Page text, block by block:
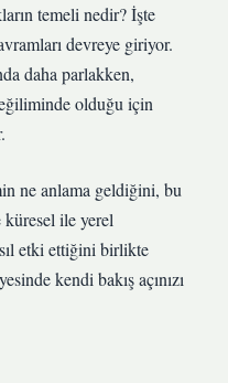
temeli nedir? İşte
devreye giriyor.
daha parlakken,
olduğu için
ne anlama geldiğini, bu
ile yerel
etki ettiğini birlikte
kendi bakış açınızı